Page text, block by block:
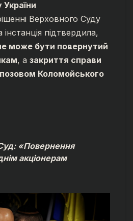
Верховного Суду
інстанція підтвердила,
може бути повернутий
, а закриття справи
Коломойського
«Повернення
акціонерам